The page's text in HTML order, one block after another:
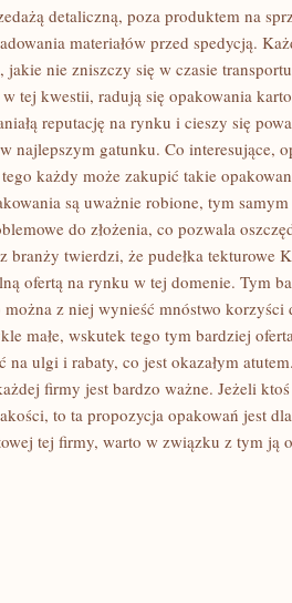
detaliczną, poza produktem na
materiałów przed spedycją.
nie zniszczy się w czasie
tej kwestii, radują się opakowania
reputację na rynku i cieszy się
najlepszym gatunku. Co interesujące,
każdy może zakupić takie
są uważnie robione, tym
do złożenia, co pozwala
branży twierdzi, że pudełka tekturowe
ofertą na rynku w tej domenie. Tym
z niej wynieść mnóstwo korzyści
małe, wskutek tego tym bardziej
ulgi i rabaty, co jest okazałym
firmy jest bardzo ważne. Jeżeli
to ta propozycja opakowań jest
tej firmy, warto w związku z tym ją